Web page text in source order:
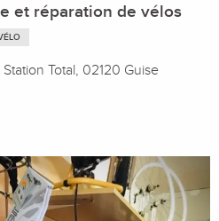
et réparation de vélos
Total, 02120 Guise